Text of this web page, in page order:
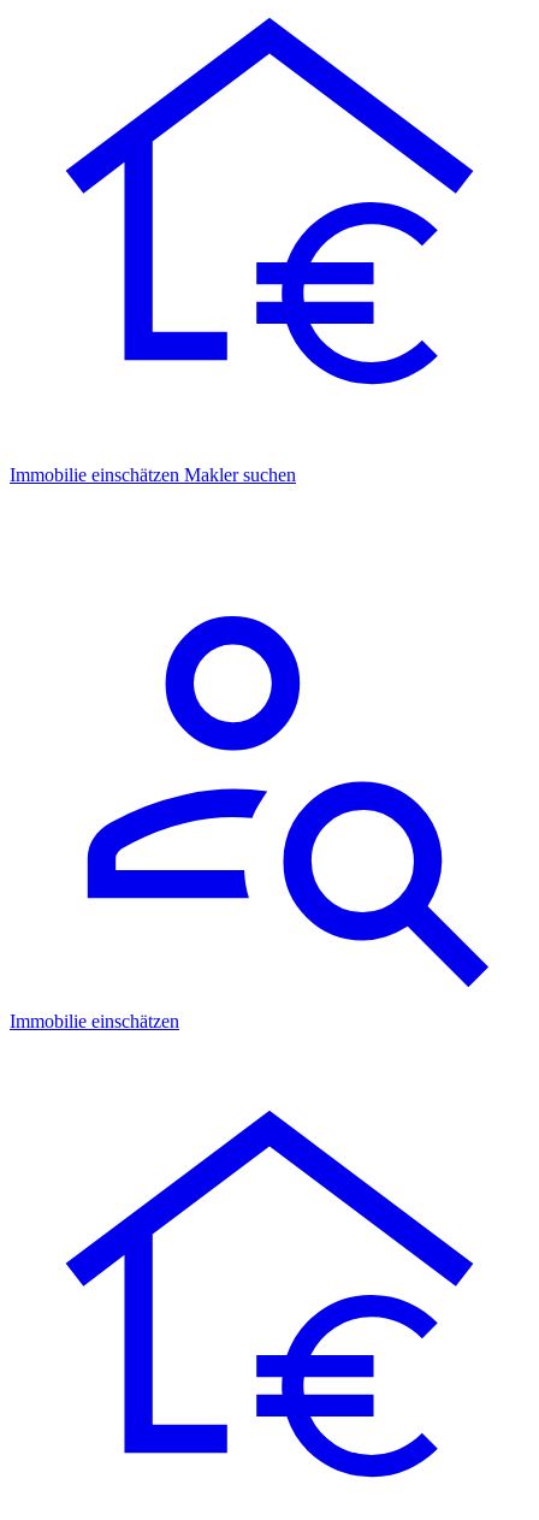
Immobilie einschätzen Makler suchen
Immobilie einschätzen